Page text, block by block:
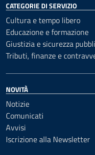
CATEGORIE DI SERVIZIO
Cultura e tempo libero
Educazione e formazione
Giustizia e sicurezza
Tributi, finanze e
NOVITÀ
Notizie
Comunicati
Avvisi
Iscrizione alla Newsletter